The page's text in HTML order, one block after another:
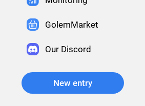
GolemMarket
Our Discord
New entry